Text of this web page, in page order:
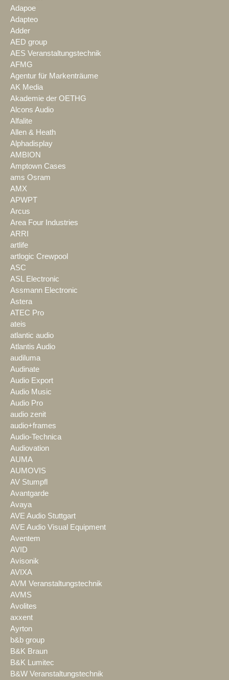
Adapoe
Adapteo
Adder
AED group
AES Veranstaltungstechnik
AFMG
Agentur für Markenträume
AK Media
Akademie der OETHG
Alcons Audio
Alfalite
Allen & Heath
Alphadisplay
AMBION
Amptown Cases
ams Osram
AMX
APWPT
Arcus
Area Four Industries
ARRI
artlife
artlogic Crewpool
ASC
ASL Electronic
Assmann Electronic
Astera
ATEC Pro
ateis
atlantic audio
Atlantis Audio
audiluma
Audinate
Audio Export
Audio Music
Audio Pro
audio zenit
audio+frames
Audio-Technica
Audiovation
AUMA
AUMOVIS
AV Stumpfl
Avantgarde
Avaya
AVE Audio Stuttgart
AVE Audio Visual Equipment
Aventem
AVID
Avisonik
AVIXA
AVM Veranstaltungstechnik
AVMS
Avolites
axxent
Ayrton
b&b group
B&K Braun
B&K Lumitec
B&W Veranstaltungstechnik